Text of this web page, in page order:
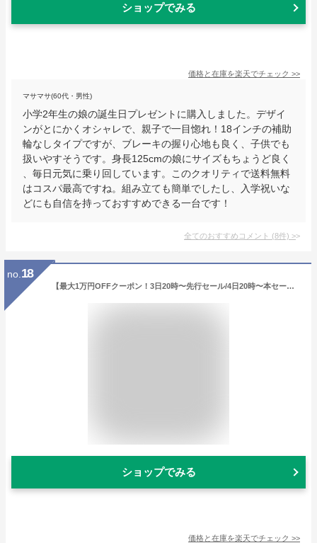
ショップでみる
価格と在庫を楽天でチェック >>
マサマサ(60代・男性)
小学2年生の娘の誕生日プレゼントに購入しました。デザイ
ンがとにかくオシャレで、親子で一目惚れ！18インチの補助
輪なしタイプですが、ブレーキの握り心地も良く、子供でも
扱いやすそうです。身長125cmの娘にサイズもちょうど良く
、毎日元気に乗り回しています。このクオリティで送料無料
はコスパ最高ですね。組み立ても簡単でしたし、入学祝いな
どにも自信を持っておすすめできる一台です！
全てのおすすめコメント (8件) >
no. 18
【最大1万円OFFクーポン！3日20時〜先行セール/4日20時〜本セール】 子供用マウンテンバイク 24インチ | 子供用自転車 シマノ6段変速搭載 変速付き かご付き 自転車本体 男の子 こども じてんしゃ 小学生 高学年 入学 ギフト 送料無料 【SKD246】
ショップでみる
価格と在庫を楽天でチェック >>